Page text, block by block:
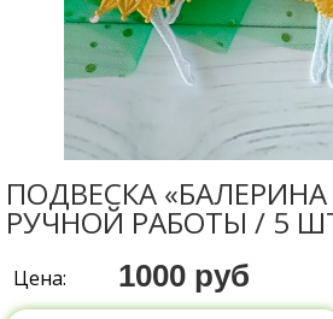
ПОДВЕСКА
РУЧНОЙ РАБОТЫ / 5
Цена: 1000 руб